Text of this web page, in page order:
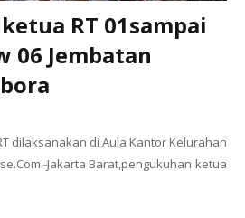
RT 01sampai
06 Jembatan
dilaksanakan di Aula Kantor Kelurahan
Jakarta Barat,pengukuhan ketua